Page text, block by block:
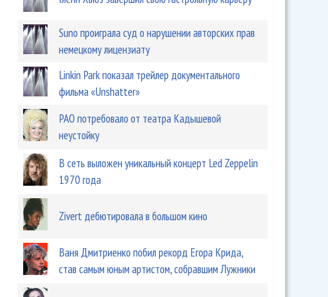
Suno проиграла суд о нарушении авторских прав
немецкому лицензиату
Linkin Park показал трейлер документального
фильма «Unshatter»
РАО потребовало от театра Кадышевой
неустойку
В сеть выложен уникальный концерт Led Zeppelin
1970 года
Zivert дебютировала в большом кино
Ваня Дмитриенко побил рекорд Егора Крида,
став самым юным артистом, собравшим Лужники